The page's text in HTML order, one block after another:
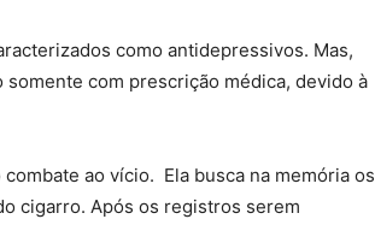
como antidepressivos. Mas,
com prescrição médica, devido à
ao vício. Ela busca na memória os
cigarro. Após os registros serem